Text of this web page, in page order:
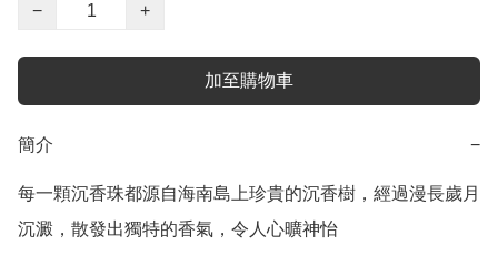
−
+
加至購物車
簡介 −
每一顆沉香珠都源自海南島上珍貴的沉香樹，經過漫長歲月
沉澱，散發出獨特的香氣，令人心曠神怡